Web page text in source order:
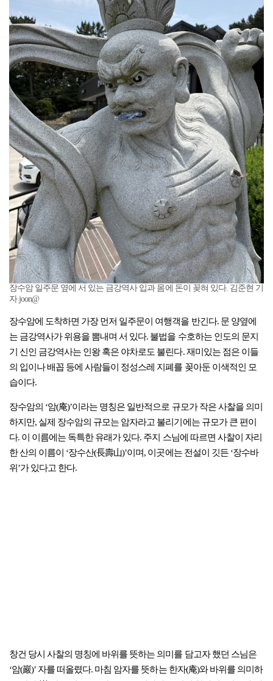
장수암 일주문 옆에 서 있는 금강역사 입과 몸에 돈이 꽂혀 있다. 김준현 기
자 joon@
장수암에 도착하면 가장 먼저 일주문이 여행객을 반긴다. 문 양옆에
는 금강역사가 위용을 뽐내며 서 있다. 불법을 수호하는 인도의 문지
기 신인 금강역사는 인왕 혹은 야차로도 불린다. 재미있는 점은 이들
의 입이나 배꼽 등에 사람들이 정성스레 지폐를 꽂아둔 이색적인 모
습이다.
장수암의 ‘암(庵)’이라는 명칭은 일반적으로 규모가 작은 사찰을 의미
하지만, 실제 장수암의 규모는 암자라고 불리기에는 규모가 큰 편이
다. 이 이름에는 독특한 유래가 있다. 주지 스님에 따르면 사찰이 자리
한 산의 이름이 ‘장수산(長壽山)’이며, 이곳에는 전설이 깃든 ‘장수바
위’가 있다고 한다.
창건 당시 사찰의 명칭에 바위를 뜻하는 의미를 담고자 했던 스님은
‘암(巖)’ 자를 떠올렸다. 마침 암자를 뜻하는 한자(庵)와 바위를 의미하